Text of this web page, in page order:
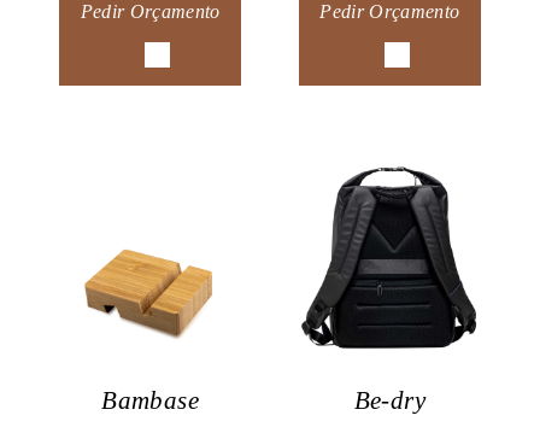
Pedir Orçamento Pedir Orçamento
Bambase Be-dry